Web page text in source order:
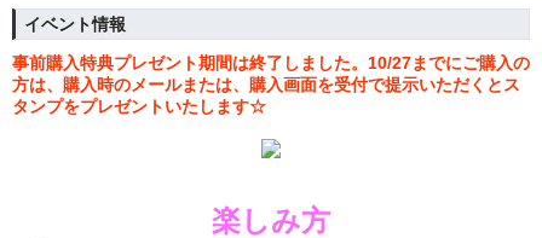
イベント情報
事前購入特典プレゼント期間は終了しました。10/27までにご購入の
方は、
購入時のメールまたは、購入画面を受付で提示いただくとス
タンプをプレゼントいたします☆
楽しみ方